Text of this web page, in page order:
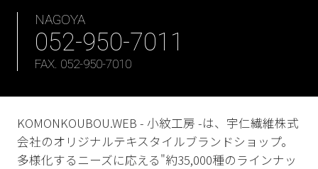
NAGOYA
052-950-7011
FAX. 052-950-7010
KOMONKOUBOU.WEB - 小紋工房 -は、宇仁繊維株式
会社のオリジナルテキスタイルブランドショップ。
多様化するニーズに応える"約35,000種のラインナッ